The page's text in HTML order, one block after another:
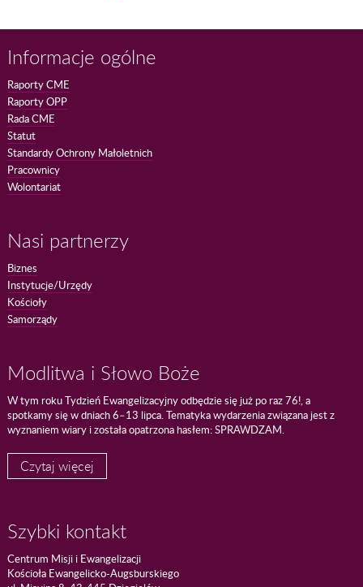
Informacje ogólne
Raporty CME
Raporty OPP
Rada CME
Statut
Standardy Ochrony Małoletnich
Pracownicy
Wolontariat
Nasi partnerzy
Biznes
Instytucje/Urzędy
Kościoły
Samorządy
Modlitwa i Słowo Boże
W tym roku Tydzień Ewangelizacyjny odbędzie się już po raz 76!, a
spotkamy się w dniach 6–13 lipca. Tematyka wydarzenia związana jest z
wyznaniem wiary i została opatrzona hasłem: SPRAWDZAM.
Czytaj więcej
Szybki kontakt
Centrum Misji i Ewangelizacji
Kościoła Ewangelicko-Augsburskiego